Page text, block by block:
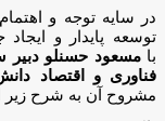
در سایه توجه و
توسعه پایدار و
بامسعود حسنلو دبیر
فناوری و اقتصاد
مشروح آن به شرح